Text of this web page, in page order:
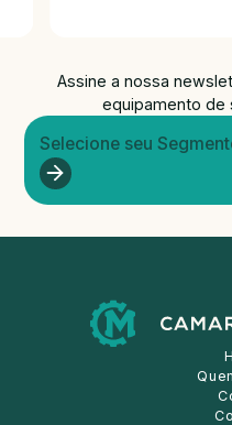
Assine a nossa
equipamento de
Selecione seu